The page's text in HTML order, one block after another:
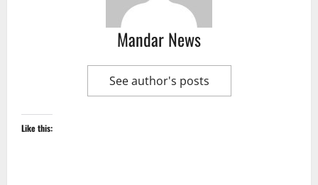
Mandar News
See author's posts
Like this: